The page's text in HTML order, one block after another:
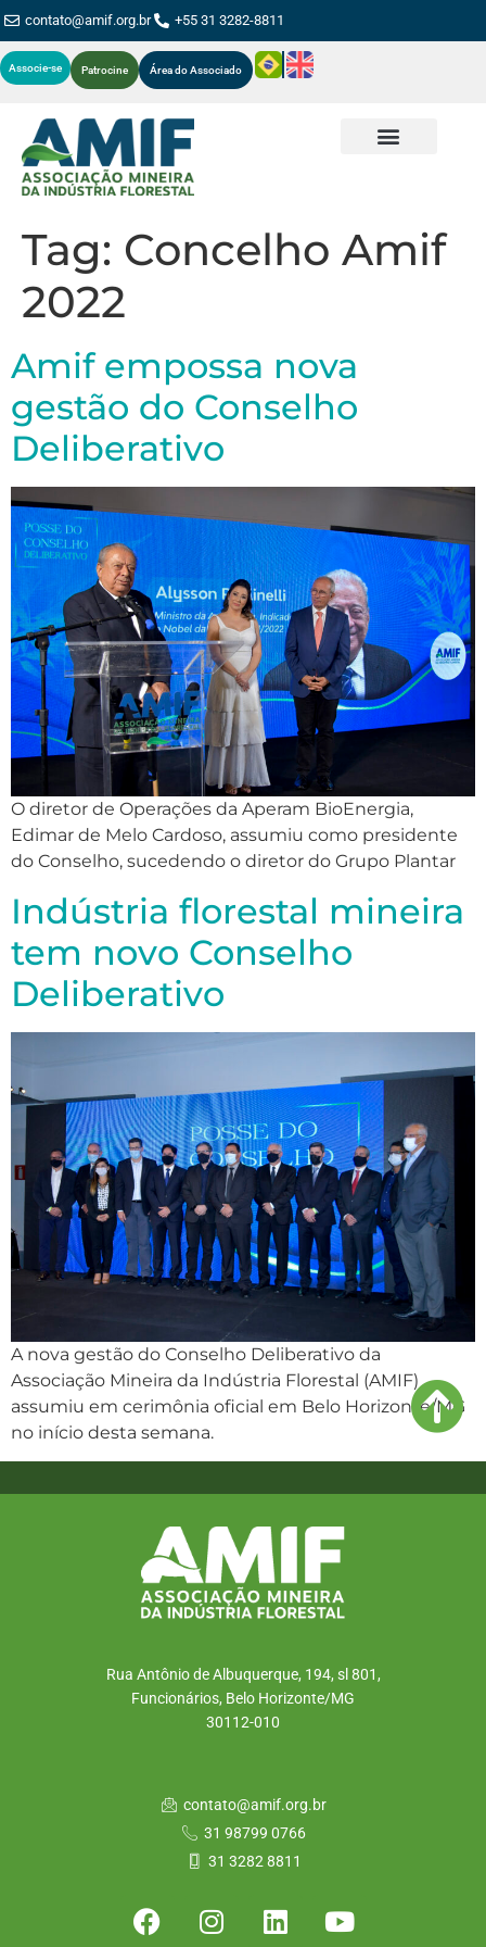
contato@amif.org.br +55 31 3282-8811
Associe-se Patrocine Área do Associado
Tag: Concelho Amif
2022
Amif empossa nova
gestão do Conselho
Deliberativo
O diretor de Operações da Aperam BioEnergia,
Edimar de Melo Cardoso, assumiu como presidente
do Conselho, sucedendo o diretor do Grupo Plantar
Indústria florestal mineira
tem novo Conselho
Deliberativo
A nova gestão do Conselho Deliberativo da
Associação Mineira da Indústria Florestal (AMIF)
assumiu em cerimônia oficial em Belo Horizonte/MG
no início desta semana.
Rua Antônio de Albuquerque, 194, sl 801,
Funcionários, Belo Horizonte/MG
30112-010
contato@amif.org.br
31 98799 0766
31 3282 8811